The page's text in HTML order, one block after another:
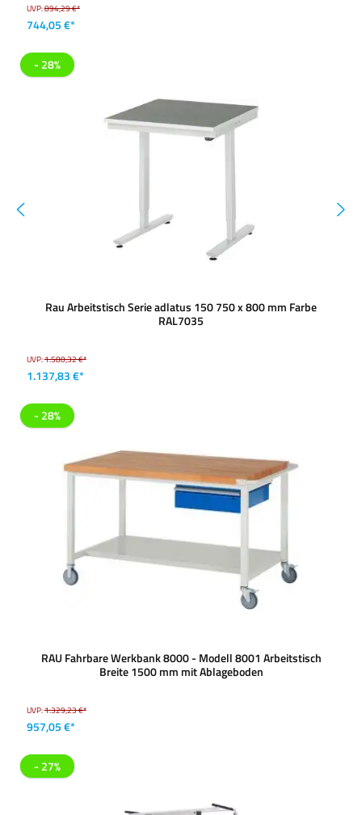
UVP:894,29 €*
744,05 €*
- 28%
Rau Arbeitstisch Serie adlatus 150 750 x 800 mm Farbe
RAL7035
UVP:1.580,32 €*
1.137,83 €*
- 28%
RAU Fahrbare Werkbank 8000 - Modell 8001 Arbeitstisch
Breite 1500 mm mit Ablageboden
UVP:1.329,23 €*
957,05 €*
- 27%